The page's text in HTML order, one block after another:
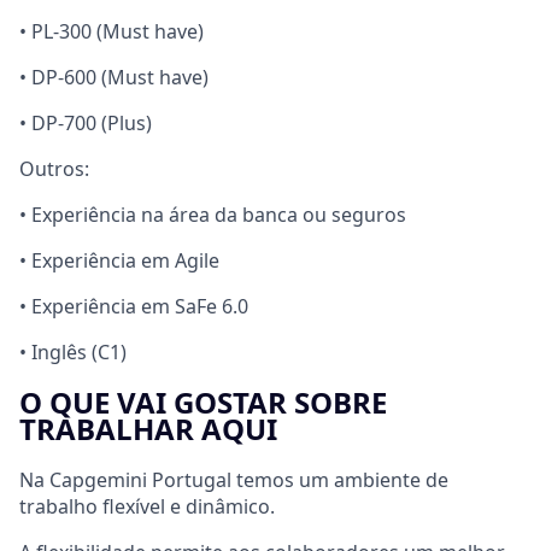
• PL-300 (Must have)
• DP-600 (Must have)
• DP-700 (Plus)
Outros:
• Experiência na área da banca ou seguros
• Experiência em Agile
• Experiência em SaFe 6.0
• Inglês (C1)
O QUE VAI GOSTAR SOBRE
TRABALHAR AQUI
Na Capgemini Portugal temos um ambiente de
trabalho flexível e dinâmico.